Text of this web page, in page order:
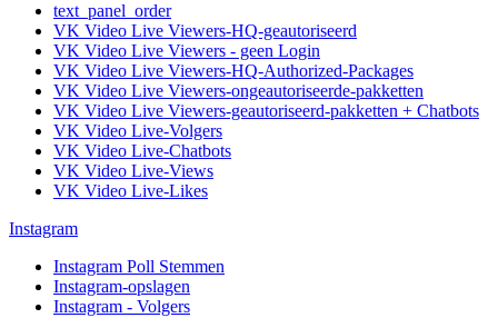
text_panel_order
VK Video Live Viewers-HQ-geautoriseerd
VK Video Live Viewers - geen Login
VK Video Live Viewers-HQ-Authorized-Packages
VK Video Live Viewers-ongeautoriseerde-pakketten
VK Video Live Viewers-geautoriseerd-pakketten + Chatbots
VK Video Live-Volgers
VK Video Live-Chatbots
VK Video Live-Views
VK Video Live-Likes
Instagram
Instagram Poll Stemmen
Instagram-opslagen
Instagram - Volgers